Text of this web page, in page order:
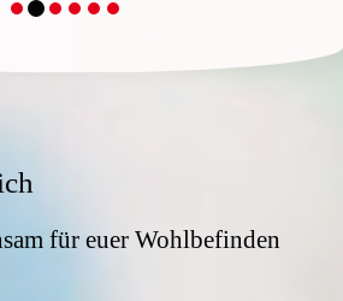
für euer Wohlbefinden